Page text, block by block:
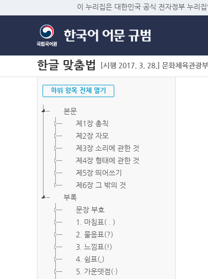
이 누리집은 대한민국 공식 전자정부 누리집
한글 맞춤법 [시행 2017. 3. 28.] 문화체육관광
하위 항목 전체 열기
본문
제1장 총칙
제2장 자모
제3장 소리에 관한 것
제4장 형태에 관한 것
제5장 띄어쓰기
제6장 그 밖의 것
부록
문장 부호
1. 마침표( . )
2. 물음표(?)
3. 느낌표(!)
4. 쉼표(,)
5. 가운뎃점(·)